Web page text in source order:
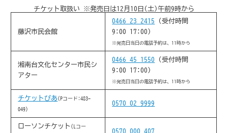
チケット取扱い ※発売日は12月10日(土)午前9時から
藤沢市民会館
0466-23-2415 (受付時間
9:00-17:00)
※発売日当日の電話予約は、11時から
湘南台文化センター市民シ
アター
0466-45-1550 (受付時間
9:00-17:00)
※発売日当日の電話予約は、11時から
チケットぴあ (Pコード:483-
049)
0570-02-9999
ローソンチケット (Lコー
0570-000-407